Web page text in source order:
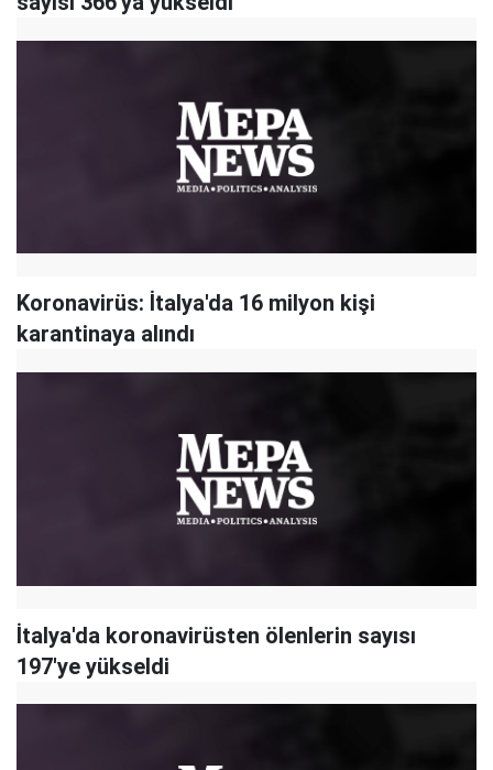
Koronavirüs: İtalya'da 16 milyon kişi
karantinaya alındı
İtalya'da koronavirüsten ölenlerin sayısı
197'ye yükseldi